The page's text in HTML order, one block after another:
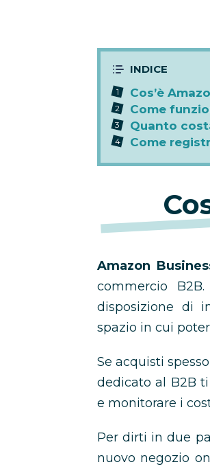
Cos’è
Come
Quanto
Come
Amazon
commercio
disposizione di
spazio in cui
Se acquisti
dedicato al B2B
e monitorare i
Per dirti in due
nuovo negozio